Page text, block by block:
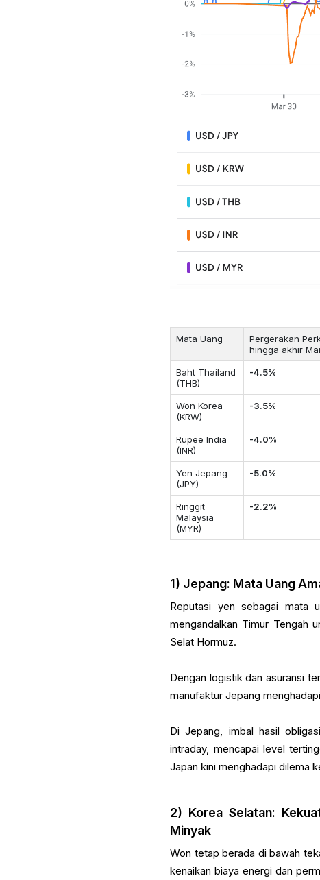
Mata Uang
Pergerakan
hingga akhir
Baht Thailand
(THB)
-4.5%
Won Korea
(KRW)
-3.5%
Rupee India
(INR)
-4.0%
Yen Jepang
(JPY)
-5.0%
Ringgit
Malaysia
(MYR)
-2.2%
1) Jepang: Mata Uang
Reputasi yen sebagai mata
mengandalkan Timur Tengah
Selat Hormuz.
Dengan logistik dan asuransi
manufaktur Jepang
Di Jepang, imbal hasil
intraday, mencapai level
Japan kini menghadapi dilema
2) Korea Selatan:
Minyak
Won tetap berada di bawah
kenaikan biaya energi dan